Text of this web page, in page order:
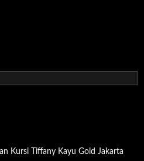
Kursi Tiffany Kayu Gold Jakarta